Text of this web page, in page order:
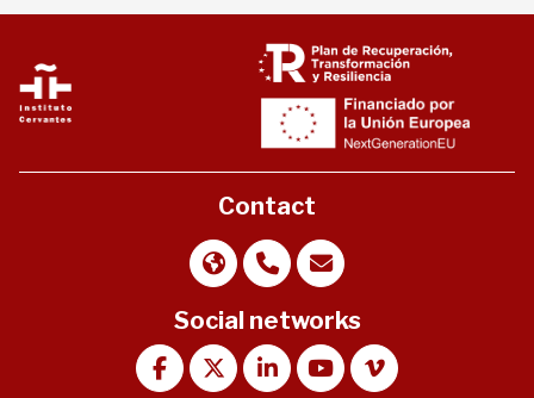
Contact
Social networks